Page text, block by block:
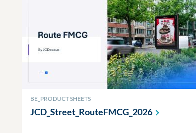
BE_PRODUCT SHEETS
JCD_Street_RouteFMCG_2026